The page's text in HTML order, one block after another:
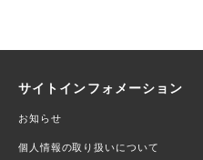
サイトインフォメーション
お知らせ
個人情報の取り扱いについて